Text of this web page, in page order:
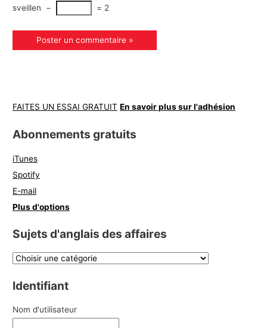
sveillen − = 2
FAITES UN ESSAI GRATUIT En savoir plus sur l'adhésion
Abonnements gratuits
iTunes
Spotify
E-mail
Plus d'options
Sujets d'anglais des affaires
Identifiant
Nom d'utilisateur